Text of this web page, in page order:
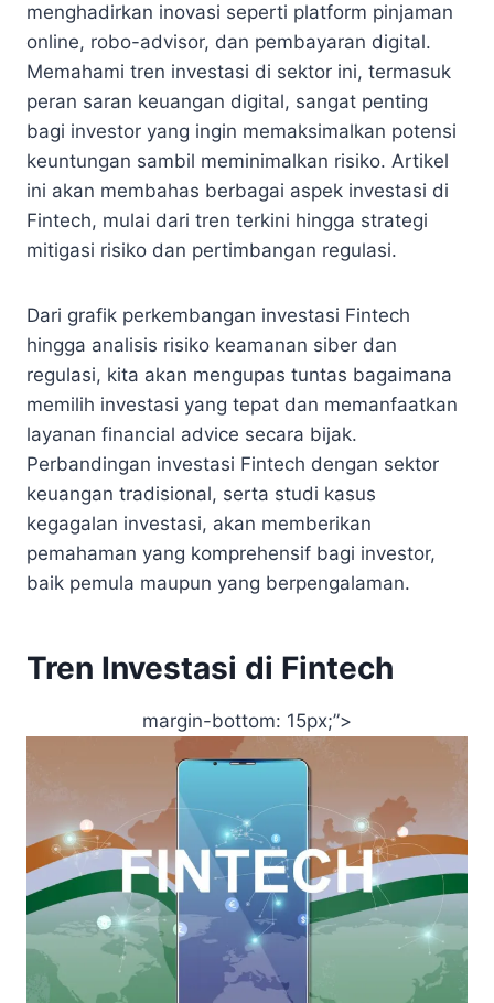
menghadirkan inovasi seperti platform pinjaman
online, robo-advisor, dan pembayaran digital.
Memahami tren investasi di sektor ini, termasuk
peran saran keuangan digital, sangat penting
bagi investor yang ingin memaksimalkan potensi
keuntungan sambil meminimalkan risiko. Artikel
ini akan membahas berbagai aspek investasi di
Fintech, mulai dari tren terkini hingga strategi
mitigasi risiko dan pertimbangan regulasi.
Dari grafik perkembangan investasi Fintech
hingga analisis risiko keamanan siber dan
regulasi, kita akan mengupas tuntas bagaimana
memilih investasi yang tepat dan memanfaatkan
layanan financial advice secara bijak.
Perbandingan investasi Fintech dengan sektor
keuangan tradisional, serta studi kasus
kegagalan investasi, akan memberikan
pemahaman yang komprehensif bagi investor,
baik pemula maupun yang berpengalaman.
Tren Investasi di Fintech
margin-bottom: 15px;”>